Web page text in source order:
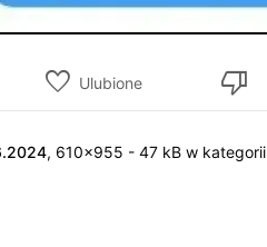
Ulubione
, 610x955 - 47 kB w kategorii